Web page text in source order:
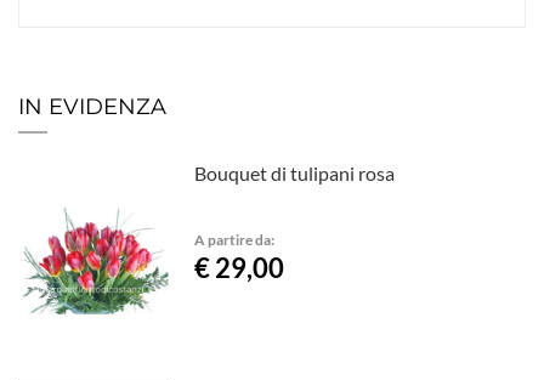
IN EVIDENZA
Bouquet di tulipani rosa
A partire da:
€ 29,00